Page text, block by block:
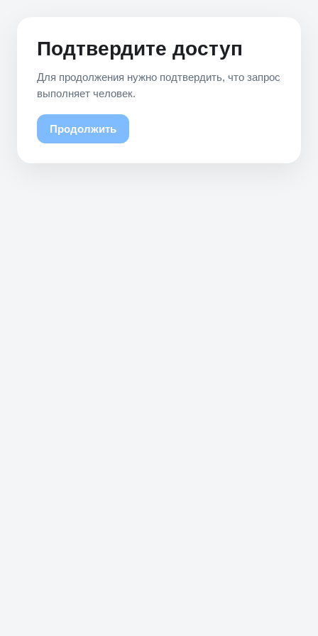
Подтвердите доступ
Для продолжения нужно подтвердить, что запрос
выполняет человек.
Продолжить